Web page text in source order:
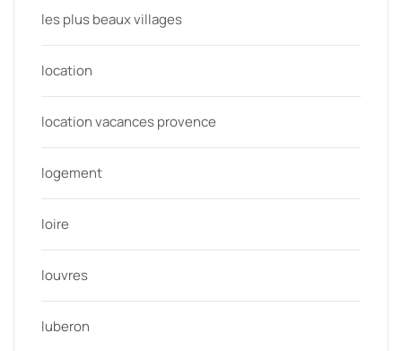
les plus beaux villages
location
location vacances provence
logement
loire
louvres
luberon